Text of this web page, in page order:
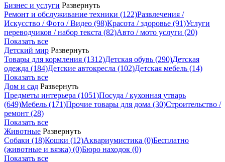
Бизнес и услуги Развернуть
Ремонт и обслуживание техники (122)Развлечения /
Искусство / Фото / Видео (98)Красота / здоровье (91)Услуги
переводчиков / набор текста (82)Авто / мото услуги (20)
Показать все
Детский мир Развернуть
Товары для кормления (1312)Детская обувь (290)Детская
одежда (184)Детские автокресла (102)Детская мебель (14)
Показать все
Дом и сад Развернуть
Предметы интерьера (1051)Посуда / кухонная утварь
(649)Мебель (171)Прочие товары для дома (30)Строительство /
ремонт (28)
Показать все
Животные Развернуть
Собаки (18)Кошки (12)Аквариумистика (0)Бесплатно
(животные и вязка) (0)Бюро находок (0)
Показать все